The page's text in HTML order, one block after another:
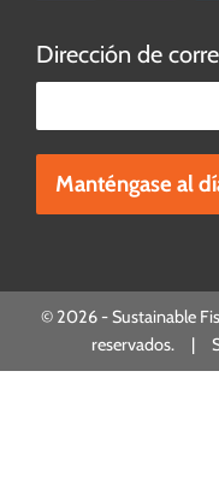
Dirección de
© 2026 - Sustainable
reservados. |